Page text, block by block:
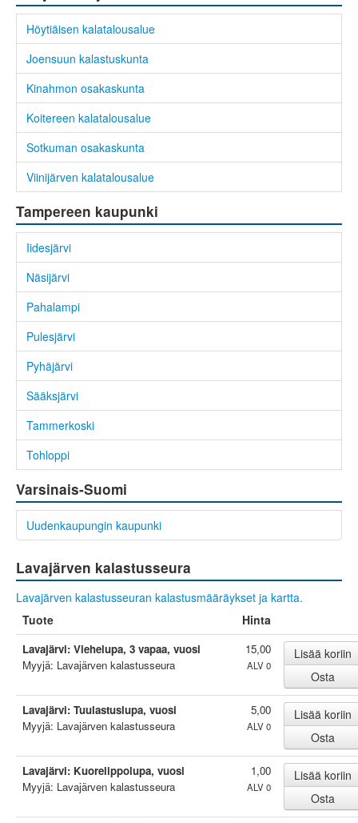
Höytiäisen kalatalousalue
Joensuun kalastuskunta
Kinahmon osakaskunta
Koitereen kalatalousalue
Sotkuman osakaskunta
Viinijärven kalatalousalue
Tampereen kaupunki
Iidesjärvi
Näsijärvi
Pahalampi
Pulesjärvi
Pyhäjärvi
Sääksjärvi
Tammerkoski
Tohloppi
Varsinais-Suomi
Uudenkaupungin kaupunki
Lavajärven kalastusseura
Lavajärven kalastusseuran kalastusmääräykset ja kartta.
Tuote
Hinta
Lavajärvi: Viehelupa, 3 vapaa, vuosi
Myyjä: Lavajärven kalastusseura
15,00
ALV 0
Lavajärvi: Tuulastuslupa, vuosi
Myyjä: Lavajärven kalastusseura
5,00
ALV 0
Lavajärvi: Kuorelippolupa, vuosi
Myyjä: Lavajärven kalastusseura
1,00
ALV 0